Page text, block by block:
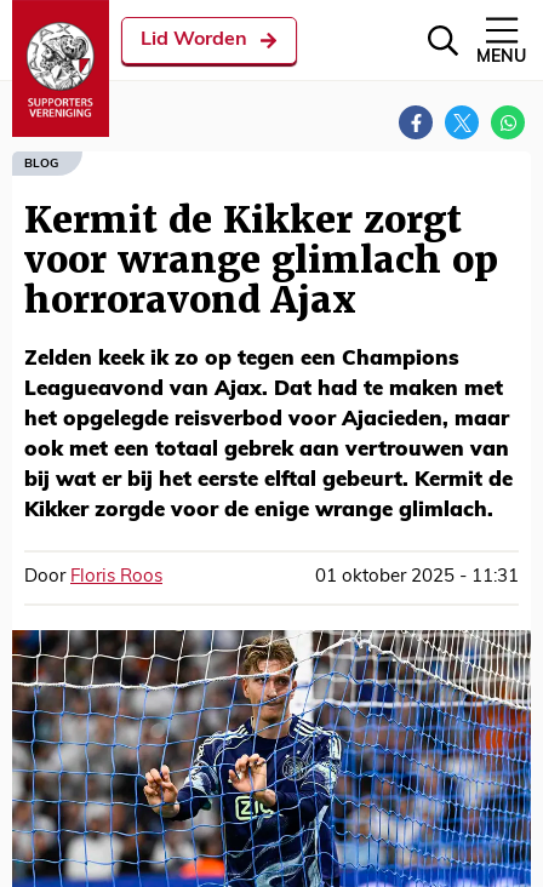
Lid Worden
MENU
BLOG
Kermit de Kikker zorgt
voor wrange glimlach op
horroravond Ajax
Zelden keek ik zo op tegen een Champions
Leagueavond van Ajax. Dat had te maken met
het opgelegde reisverbod voor Ajacieden, maar
ook met een totaal gebrek aan vertrouwen van
bij wat er bij het eerste elftal gebeurt. Kermit de
Kikker zorgde voor de enige wrange glimlach.
Door Floris Roos 01 oktober 2025 - 11:31